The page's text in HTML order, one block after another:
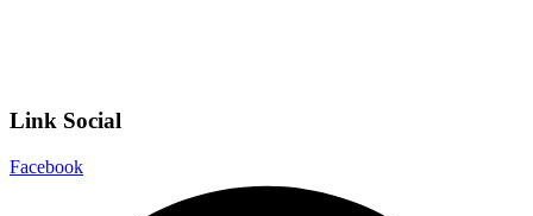
Link Social
Facebook